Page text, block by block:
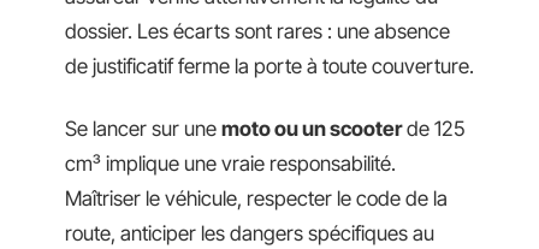
dossier. Les écarts sont rares : une absence
de justificatif ferme la porte à toute couverture.
Se lancer sur une moto ou un scooterde 125
cm³ implique une vraie responsabilité.
Maîtriser le véhicule, respecter le code de la
route, anticiper les dangers spécifiques au